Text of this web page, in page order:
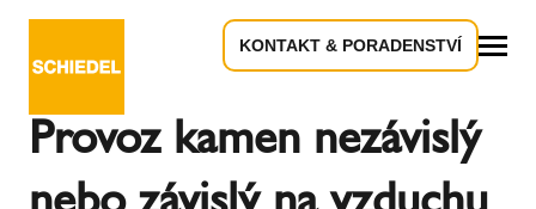
KONTAKT & PORADENSTVÍ
Provoz kamen nezávislý